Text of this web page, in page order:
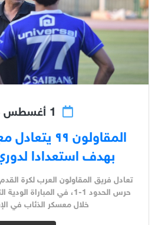
المقاولون
بهدف استعدادا
حرس الحدود 1-1، في المباراة
خلال معسكر الذئاب في